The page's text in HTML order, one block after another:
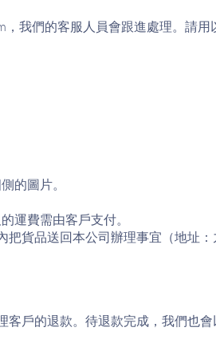
，我們的客服人員會跟進處理。請
的圖片。
運費需由客戶支付。
貨品送回本公司辦理事宜（地址
戶的退款。待退款完成，我們也